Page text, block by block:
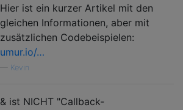
Hier ist ein kurzer Artikel mit den
gleichen Informationen, aber mit
zusätzlichen Codebeispielen:
umur.io/…
Kevin
& ist NICHT "Callback-